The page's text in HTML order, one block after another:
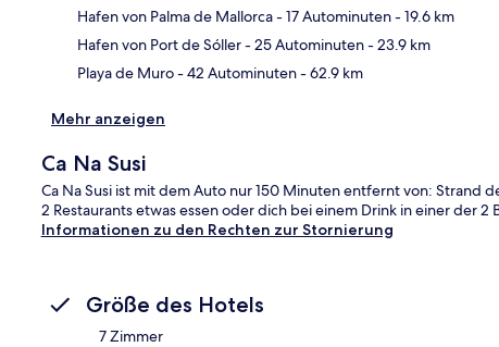
Hafen von Palma de Mallorca- 17 Autominuten- 19.6 km
Hafen von Port de Sóller- 25 Autominuten- 23.9 km
Playa de Muro- 42 Autominuten- 62.9 km
Mehr anzeigen
Ca Na Susi
Ca Na Susi ist mit dem Auto nur 150 Minuten entfernt von: Strand
2 Restaurants etwas essen oder dich bei einem Drink in einer der 2
Informationen zu den Rechten zur Stornierung
Größe des Hotels
7 Zimmer